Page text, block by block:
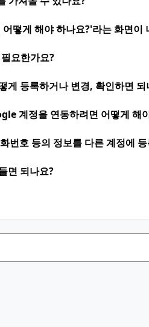
떻게 해야 하나요?'라는 화면이
요한가요?
게 등록하거나 변경, 확인하면 되
계정을 연동하려면 어떻게 해
번호 등의 정보를 다른 계정에
면 되나요?